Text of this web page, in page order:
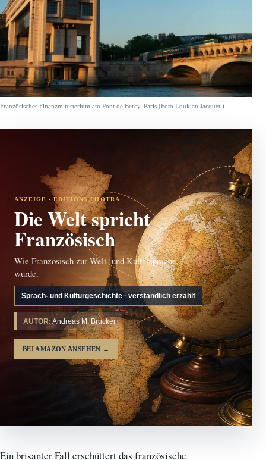
Französisches Finanzministerium am Pont de Bercy, Paris (Foto Loukian Jacquet ).
ANZEIGE · EDITIONS PHOTRA
Die Welt spricht
Französisch
Wie Französisch zur Welt- und Kultursprache
wurde.
Sprach- und Kulturgeschichte · verständlich erzählt
AUTOR: Andreas M. Brucker
BEI AMAZON ANSEHEN →
Ein brisanter Fall erschüttert das französische